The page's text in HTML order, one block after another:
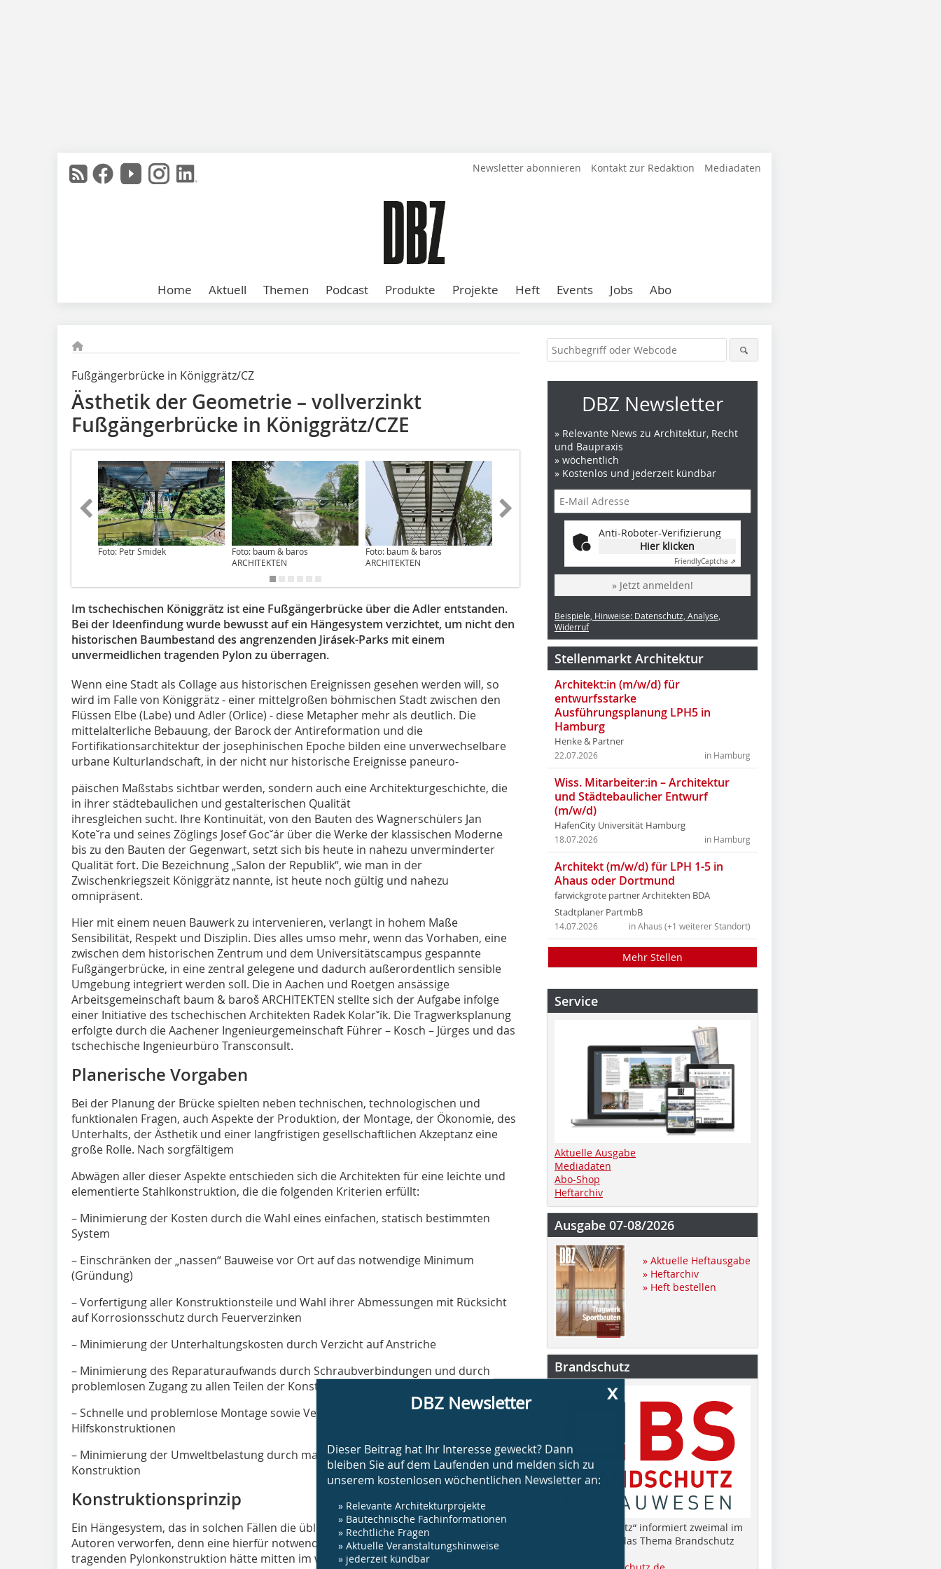
Newsletter abonnieren Kontakt zur Redaktion Mediadaten
Home Aktuell Themen Podcast Produkte Projekte Heft Events Jobs Abo
Fußgängerbrücke in Königgrätz/CZ
Ästhetik der Geometrie – vollverzinkt
Fußgängerbrücke in Königgrätz/CZE
Foto: Petr Smidek
Foto: baum & baros
ARCHITEKTEN
Foto: baum & baros
ARCHITEKTEN
Foto: Baum & Baros Architekten Foto: Petr Smidek
Im tschechischen Königgrätz ist eine Fußgängerbrücke über die Adler entstanden.
Bei der Ideenfindung wurde bewusst auf ein Hängesystem verzichtet, um nicht den
historischen Baumbestand des angrenzenden Jirásek-Parks mit einem
unvermeidlichen tragenden Pylon zu überragen.
Wenn eine Stadt als Collage aus historischen Ereignissen gesehen werden will, so
wird im Falle von Königgrätz - einer mittelgroßen böhmischen Stadt zwischen den
Flüssen Elbe (Labe) und Adler (Orlice) - diese Metapher mehr als deutlich. Die
mittelalterliche Bebauung, der Barock der Antireformation und die
Fortifikationsarchitektur der josephinischen Epoche bilden eine unverwechselbare
urbane Kulturlandschaft, in der nicht nur historische Ereignisse paneuro-
päischen Maßstabs sichtbar werden, sondern auch eine Architekturgeschichte, die
in ihrer städtebaulichen und gestalterischen Qualität
ihresgleichen sucht. Ihre Kontinuität, von den Bauten des Wagnerschülers Jan
Koteˇra und seines Zöglings Josef Gocˇár über die Werke der klassischen Moderne
bis zu den Bauten der Gegenwart, setzt sich bis heute in nahezu unverminderter
Qualität fort. Die Bezeichnung „Salon der Republik“, wie man in der
Zwischenkriegszeit Königgrätz nannte, ist heute noch gültig und nahezu
omnipräsent.
Hier mit einem neuen Bauwerk zu intervenieren, verlangt in hohem Maße
Sensibilität, Respekt und Disziplin. Dies alles umso mehr, wenn das Vorhaben, eine
zwischen dem historischen Zentrum und dem Universitätscampus gespannte
Fußgängerbrücke, in eine zentral gelegene und dadurch außerordentlich sensible
Umgebung integriert werden soll. Die in Aachen und Roetgen ansässige
Arbeitsgemeinschaft baum & baroš ARCHITEKTEN stellte sich der Aufgabe infolge
einer Initiative des tschechischen Architekten Radek Kolarˇík. Die Tragwerksplanung
erfolgte durch die Aachener Ingenieurgemeinschaft Führer – Kosch – Jürges und das
tschechische Ingenieurbüro Transconsult.
Planerische Vorgaben
Bei der Planung der Brücke spielten neben technischen, technologischen und
funktionalen Fragen, auch Aspekte der Produktion, der Montage, der Ökonomie, des
Unterhalts, der Ästhetik und einer langfristigen gesellschaftlichen Akzeptanz eine
große Rolle. Nach sorgfältigem
Abwägen aller dieser Aspekte entschieden sich die Architekten für eine leichte und
elementierte Stahlkonstruktion, die die folgenden Kriterien erfüllt:
– Minimierung der Kosten durch die Wahl eines einfachen, statisch bestimmten
System
– Einschränken der „nassen“ Bauweise vor Ort auf das notwendige Minimum
(Gründung)
– Vorfertigung aller Konstruktionsteile und Wahl ihrer Abmessungen mit Rücksicht
auf Korrosionsschutz durch Feuerverzinken
– Minimierung der Unterhaltungskosten durch Verzicht auf Anstriche
– Minimierung des Reparaturaufwands durch Schraubverbindungen und durch
problemlosen Zugang zu allen Teilen der Konstruktion
– Schnelle und problemlose Montage sowie Verzicht auf aufwändige Hebezeuge und
Hilfskonstruktionen
– Minimierung der Umweltbelastung durch maximale Entmaterialisierung der
Konstruktion
Konstruktionsprinzip
Ein Hängesystem, das in solchen Fällen die übliche Wahl darstellen würde, haben die
Autoren verworfen, denn eine hierfür notwendige unvermeidliche Dominante der
tragenden Pylonkonstruktion hätte mitten im wertvollen Baumbestand des Jirásek-
x
DBZ Newsletter
Dieser Beitrag hat Ihr Interesse geweckt? Dann
bleiben Sie auf dem Laufenden und melden sich zu
unserem kostenlosen wöchentlichen Newsletter an:
» Relevante Architekturprojekte
» Bautechnische Fachinformationen
» Rechtliche Fragen
» Aktuelle Veranstaltungshinweise
» jederzeit kündbar
DBZ Newsletter
» Relevante News zu Architektur, Recht
und Baupraxis
» wöchentlich
» Kostenlos und jederzeit kündbar
Anti-Roboter-Verifizierung
Hier klicken
FriendlyCaptcha ⇗
» Jetzt anmelden!
Beispiele, Hinweise: Datenschutz, Analyse,
Widerruf
Stellenmarkt Architektur
Architekt:in (m/w/d) für
entwurfsstarke
Ausführungsplanung LPH5 in
Hamburg
Henke & Partner
in Hamburg
22.07.2026
Wiss. Mitarbeiter:in – Architektur
und Städtebaulicher Entwurf
(m/w/d)
HafenCity Universität Hamburg
in Hamburg
18.07.2026
Architekt (m/w/d) für LPH 1-5 in
Ahaus oder Dortmund
farwickgrote partner Architekten BDA
Stadtplaner PartmbB
in Ahaus (+1 weiterer Standort)
14.07.2026
Mehr Stellen
Service
Aktuelle Ausgabe
Mediadaten
Abo-Shop
Heftarchiv
Ausgabe 07-08/2026
» Aktuelle Heftausgabe
» Heftarchiv
» Heft bestellen
Brandschutz
„BS Brandschutz“ informiert zweimal im
Jahr rund um das Thema Brandschutz